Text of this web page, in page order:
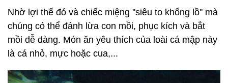
Nhờ lợi thế đó và chiếc miệng ''siêu to khổng lồ'' mà
chúng có thể đánh lừa con mồi, phục kích và bắt
mồi dễ dàng. Món ăn yêu thích của loài cá mập này
là cá nhỏ, mực hoặc cua,...